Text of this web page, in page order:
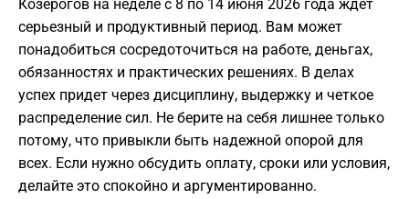
Козерогов на неделе с 8 по 14 июня 2026 года ждет
серьезный и продуктивный период. Вам может
понадобиться сосредоточиться на работе, деньгах,
обязанностях и практических решениях. В делах
успех придет через дисциплину, выдержку и четкое
распределение сил. Не берите на себя лишнее только
потому, что привыкли быть надежной опорой для
всех. Если нужно обсудить оплату, сроки или условия,
делайте это спокойно и аргументированно.